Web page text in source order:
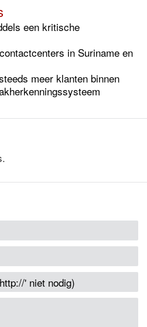
een kritische
in Suriname en
meer klanten binnen